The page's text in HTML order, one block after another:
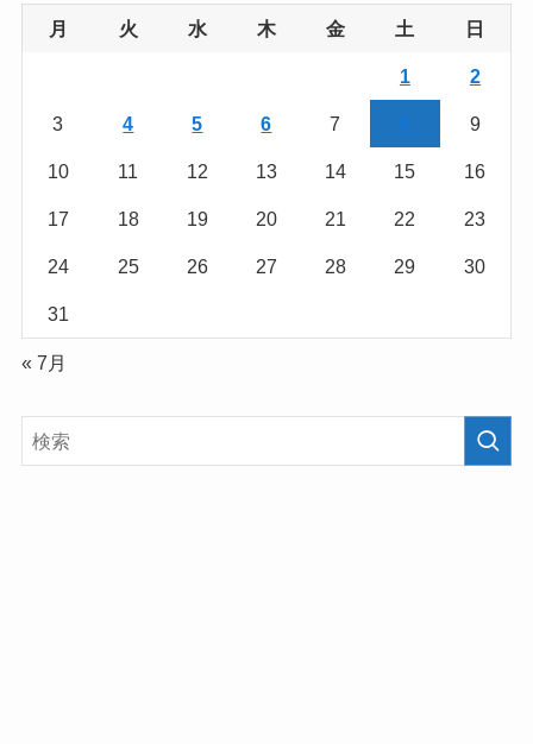
月 火 水 木 金 土 日
1 2
3 4 5 6 7 9
10 11 12 13 14 15 16
17 18 19 20 21 22 23
24 25 26 27 28 29 30
31
« 7月